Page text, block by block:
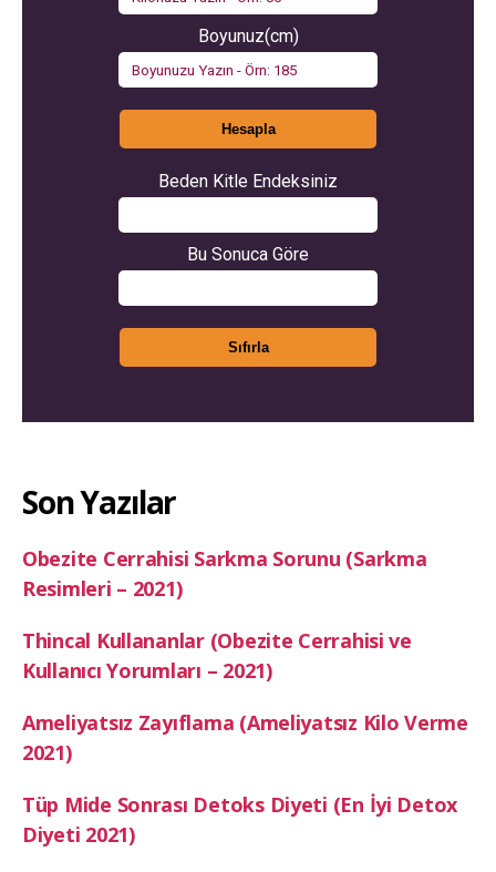
Son Yazılar
Obezite Cerrahisi Sarkma Sorunu (Sarkma
Resimleri – 2021)
Thincal Kullananlar (Obezite Cerrahisi ve
Kullanıcı Yorumları – 2021)
Ameliyatsız Zayıflama (Ameliyatsız Kilo Verme
2021)
Tüp Mide Sonrası Detoks Diyeti (En İyi Detox
Diyeti 2021)